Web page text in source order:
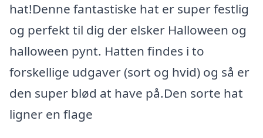
hat!Denne fantastiske hat er super festlig
og perfekt til dig der elsker Halloween og
halloween pynt. Hatten findes i to
forskellige udgaver (sort og hvid) og så er
den super blød at have på.Den sorte hat
ligner en flage